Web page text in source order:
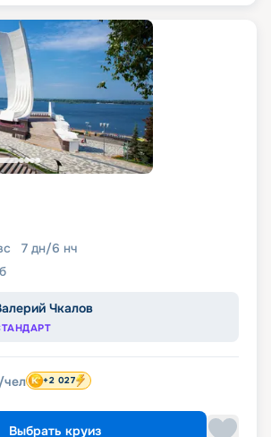
7 дн/6 нч
Чкалов
/чел +2 027
Выбрать круиз